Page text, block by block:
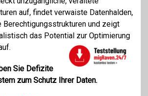
auf, findet verwaiste Datenhalden,
und zeigt
das Potential zur Optimierung
Sie Defizite
zum Schutz Ihrer Daten.